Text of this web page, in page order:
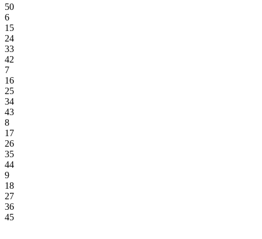
50
6
15
24
33
42
7
16
25
34
43
8
17
26
35
44
9
18
27
36
45